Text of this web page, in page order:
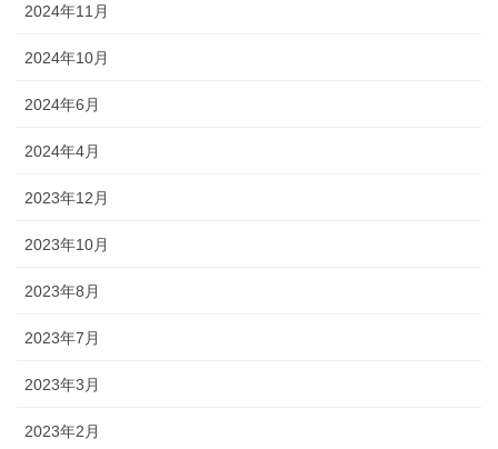
2024年11月
2024年10月
2024年6月
2024年4月
2023年12月
2023年10月
2023年8月
2023年7月
2023年3月
2023年2月